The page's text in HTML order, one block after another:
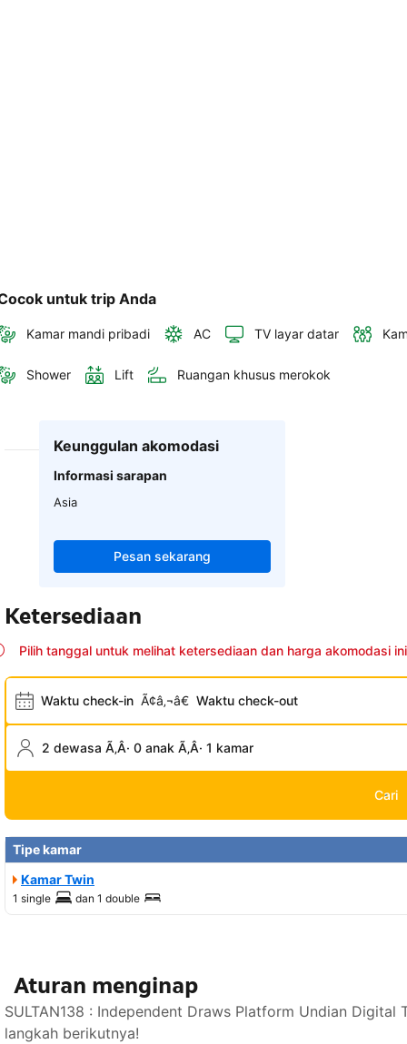
untuk trip Anda
Kamar mandi pribadi AC TV layar datar
Shower Lift Ruangan khusus merokok
Keunggulan akomodasi
Informasi sarapan
Asia
Pesan sekarang
Ketersediaan
Pilih tanggal untuk melihat ketersediaan dan harga akomodasi ini
Waktu check-in Ã¢â‚¬â€ Waktu check-out
2 dewasa Ã‚Â· 0 anak Ã‚Â· 1 kamar
Cari
Tipe kamar
Kamar Twin
1 single dan 1 double
Aturan menginap
SULTAN138 : Independent Draws Platform Undian
langkah berikutnya!